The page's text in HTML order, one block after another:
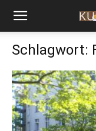
Schlagwort: